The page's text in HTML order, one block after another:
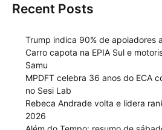
Recent Posts
Trump indica 90% de apoiadores
Carro capota na EPIA Sul e
Samu
MPDFT celebra 36 anos do ECA
no Sesi Lab
Rebeca Andrade volta e lidera
2026